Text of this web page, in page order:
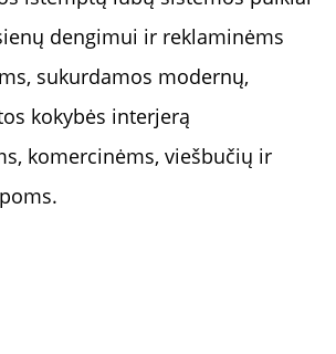
dengimui ir reklaminėms
sukurdamos modernų,
kokybės interjerą
komercinėms, viešbučių ir